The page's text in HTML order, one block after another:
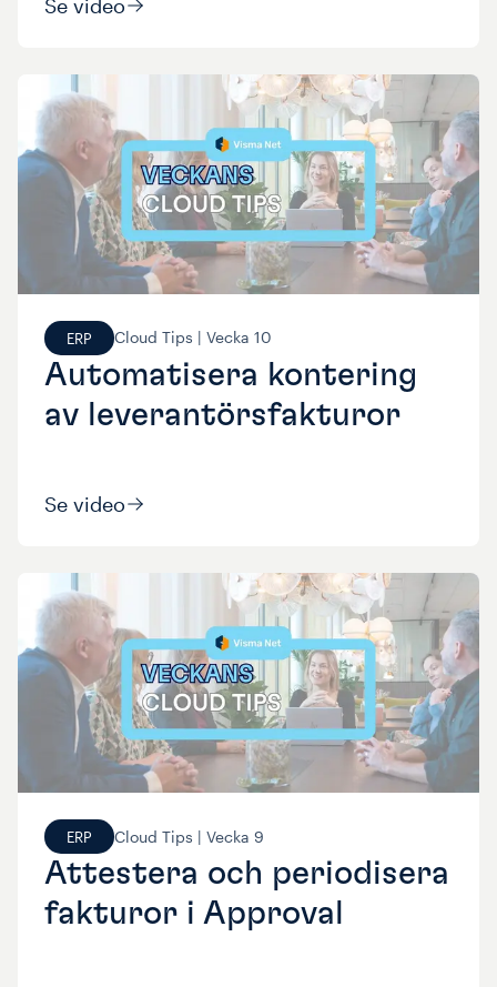
Se video
ERP Cloud Tips | Vecka 10
Automatisera kontering
av leverantörsfakturor
Se video
ERP Cloud Tips | Vecka 9
Attestera och periodisera
fakturor i Approval